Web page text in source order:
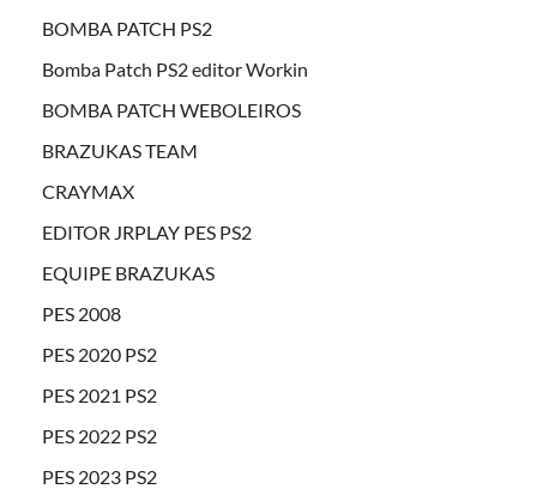
BOMBA PATCH PS2
Bomba Patch PS2 editor Workin
BOMBA PATCH WEBOLEIROS
BRAZUKAS TEAM
CRAYMAX
EDITOR JRPLAY PES PS2
EQUIPE BRAZUKAS
PES 2008
PES 2020 PS2
PES 2021 PS2
PES 2022 PS2
PES 2023 PS2